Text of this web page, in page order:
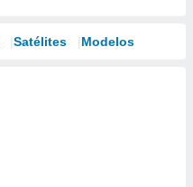
Satélites Modelos